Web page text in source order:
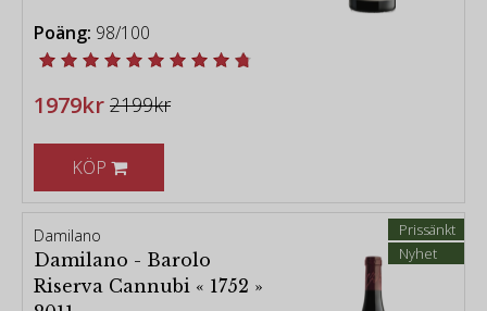
Poäng: 98/100
1979kr 2199kr
KÖP
Prissänkt
Nyhet
Damilano
Damilano - Barolo
Riserva Cannubi « 1752 »